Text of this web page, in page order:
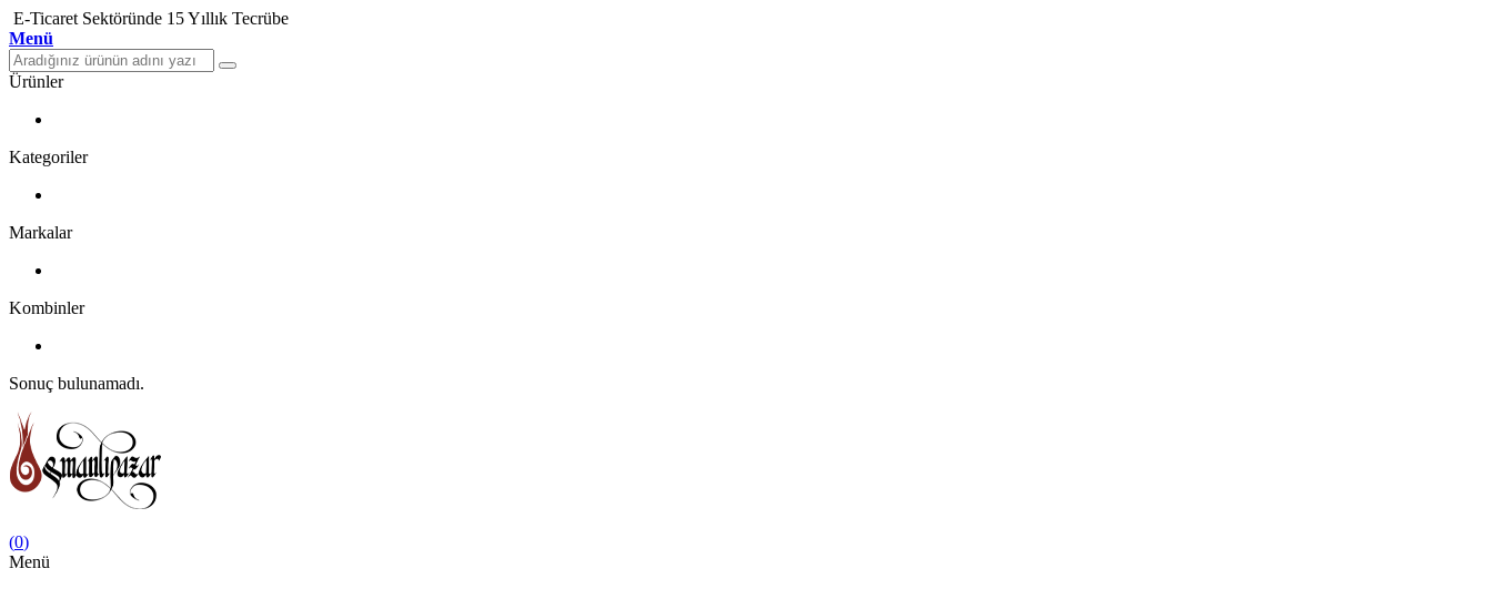
E-Ticaret Sektöründe 15 Yıllık Tecrübe
Menü
Ürünler
Kategoriler
Markalar
Kombinler
Sonuç bulunamadı.
(0)
Menü